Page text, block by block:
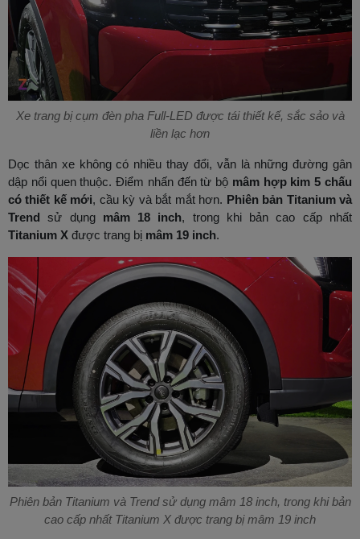
Xe trang bị cụm đèn pha Full-LED được tái thiết kế, sắc sảo và
liền lạc hơn
Dọc thân xe không có nhiều thay đổi, vẫn là những đường gân
dập nổi quen thuộc. Điểm nhấn đến từ bộ mâm hợp kim 5 chấu
có thiết kế mới, cầu kỳ và bắt mắt hơn. Phiên bản Titanium và
Trend sử dụng mâm 18 inch, trong khi bản cao cấp nhất
Titanium X được trang bị mâm 19 inch.
Phiên bản Titanium và Trend sử dụng mâm 18 inch, trong khi bản
cao cấp nhất Titanium X được trang bị mâm 19 inch